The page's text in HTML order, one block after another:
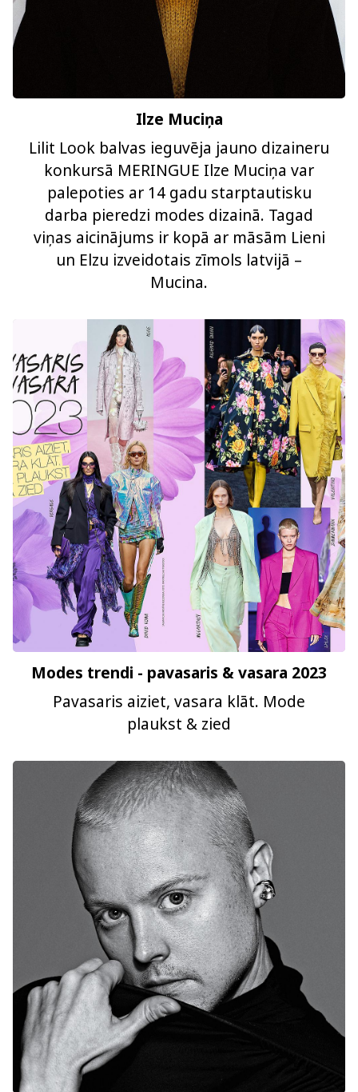
Ilze Muciņa
Lilit Look balvas ieguvēja jauno dizaineru
konkursā MERINGUE Ilze Muciņa var
palepoties ar 14 gadu starptautisku
darba pieredzi modes dizainā. Tagad
viņas aicinājums ir kopā ar māsām Lieni
un Elzu izveidotais zīmols latvijā –
Mucina.
Modes trendi - pavasaris & vasara 2023
Pavasaris aiziet, vasara klāt. Mode
plaukst & zied